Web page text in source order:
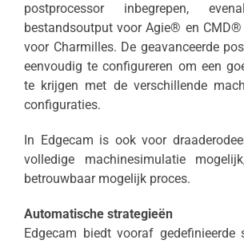
postprocessor inbegrepen,
bestandsoutput voor Agie® en
voor Charmilles. De geavanceerde
eenvoudig te configureren om een
te krijgen met de verschillende
configuraties.
In Edgecam is ook voor
volledige machinesimulatie
betrouwbaar mogelijk proces.
Automatische strategieën
Edgecam biedt vooraf gedefinieerde